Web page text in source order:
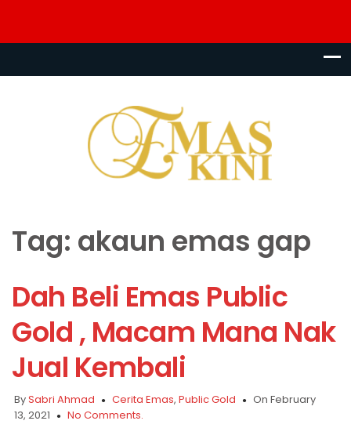
Tag: akaun emas gap
Dah Beli Emas Public
Gold , Macam Mana Nak
Jual Kembali
BySabri Ahmad Cerita Emas, Public Gold
On February
13, 2021
No Comments.